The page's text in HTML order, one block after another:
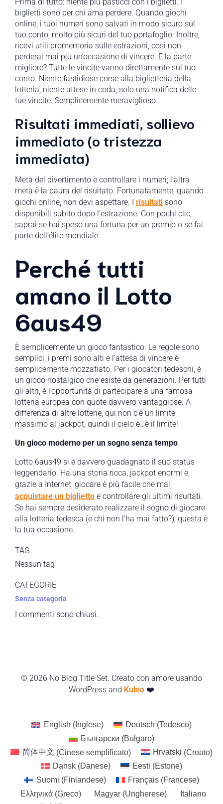
biglietti sono per chi ama perdere. Quando giochi
online, i tuoi numeri sono salvati in modo sicuro sul
tuo conto, molto più sicuri del tuo portafoglio. Inoltre,
ricevi utili promemoria sulle estrazioni, così non
perderai mai più un’occasione di vincere. E la parte
migliore? Tutte le vincite vanno direttamente sul tuo
conto. Niente fastidiose corse alla biglietteria della
lotteria, niente attese in coda, solo una notifica delle
tue vincite. Semplicemente meraviglioso.
Risultati immediati, sollievo
immediato (o tristezza
immediata)
Metà del divertimento è controllare i numeri; l’altra
metà è la paura del risultato. Fortunatamente, quando
giochi online, non devi aspettare. I risultati sono
disponibili subito dopo l’estrazione. Con pochi clic,
saprai se hai speso una fortuna per un premio o se fai
parte dell’élite mondiale.
Perché tutti
amano il Lotto
6aus49
È semplicemente un gioco fantastico. Le regole sono
semplici, i premi sono alti e l’attesa di vincere è
semplicemente mozzafiato. Per i giocatori tedeschi, è
un gioco nostalgico che esiste da generazioni. Per tutti
gli altri, è l’opportunità di partecipare a una famosa
lotteria europea con quote davvero vantaggiose. A
differenza di altre lotterie, qui non c’è un limite
massimo al jackpot, quindi il cielo è…è il limite!
Un gioco moderno per un sogno senza tempo
Lotto 6aus49 si è davvero guadagnato il suo status
leggendario. Ha una storia ricca, jackpot enormi e,
grazie a Internet, giocare è più facile che mai,
acquistare un biglietto e controllare gli ultimi risultati.
Se hai sempre desiderato realizzare il sogno di giocare
alla lotteria tedesca (e chi non l’ha mai fatto?), questa è
la tua occasione.
TAG
Nessun tag
CATEGORIE
Senza categoria
I commenti sono chiusi.
© 2026 No Blog Title Set. Creato con amore usando
WordPress and Kubio ❤️
English (Inglese) Deutsch (Tedesco)
Български (Bulgaro)
简体中文 (Cinese semplificato) Hrvatski (Croato)
Dansk (Danese) Eesti (Estone)
Suomi (Finlandese) Français(Francese)
Ελληνικά(Greco) Magyar (Ungherese)
Italiano